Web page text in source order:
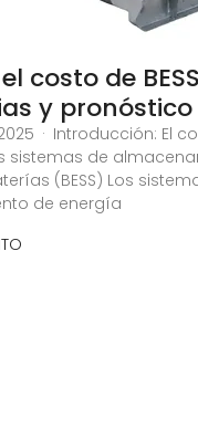
costo de
y pronóstico
· Introducción: El
sistemas de
(BESS) Los
de energía